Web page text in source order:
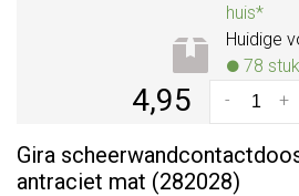
huis*
Huidige
78
4,95 +
-
Gira
antraciet mat (282028)